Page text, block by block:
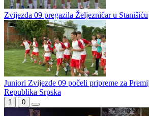
Trapara napustio Famos i otišao u Zvijezdu 09
Prvi trijumf juniora Sloge